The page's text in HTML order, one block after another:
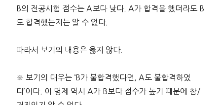
B의 전공시험 점수는 A보다 낮다. A가 합격을 했더라도 B
도 합격했는지는 알 수 없다.
따라서 보기의 내용은 옳지 않다.
※ 보기의 대우는 ‘B가 불합격했다면, A도 불합격하였
다’이다. 이 명제 역시 A가 B보다 점수가 높기 때문에 참/